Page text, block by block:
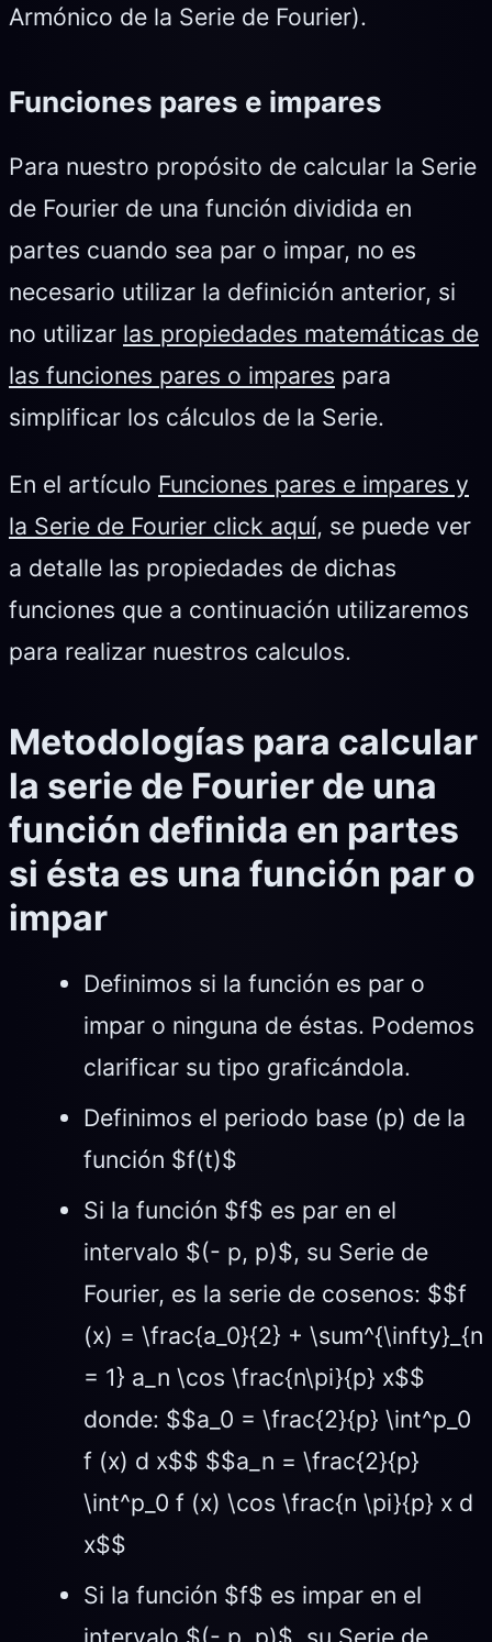
Armónico de la Serie de Fourier).
Funciones pares e impares
Para nuestro propósito de calcular la Serie
de Fourier de una función dividida en
partes cuando sea par o impar, no es
necesario utilizar la definición anterior, si
no utilizar las propiedades matemáticas de
las funciones pares o impares para
simplificar los cálculos de la Serie.
En el artículo Funciones pares e impares y
la Serie de Fourier click aquí, se puede ver
a detalle las propiedades de dichas
funciones que a continuación utilizaremos
para realizar nuestros calculos.
Metodologías para calcular
la serie de Fourier de una
función definida en partes
si ésta es una función par o
impar
Definimos si la función es par o
impar o ninguna de éstas. Podemos
clarificar su tipo graficándola.
Definimos el periodo base (p) de la
función $f(t)$
Si la función $f$ es par en el
intervalo $(- p, p)$, su Serie de
Fourier, es la serie de cosenos: $$f
(x) = \frac{a_0}{2} + \sum^{\infty}_{n
= 1} a_n \cos \frac{n\pi}{p} x$$
donde: $$a_0 = \frac{2}{p} \int^p_0
f (x) d x$$ $$a_n = \frac{2}{p}
\int^p_0 f (x) \cos \frac{n \pi}{p} x d
x$$
Si la función $f$ es impar en el
intervalo $(- p, p)$, su Serie de